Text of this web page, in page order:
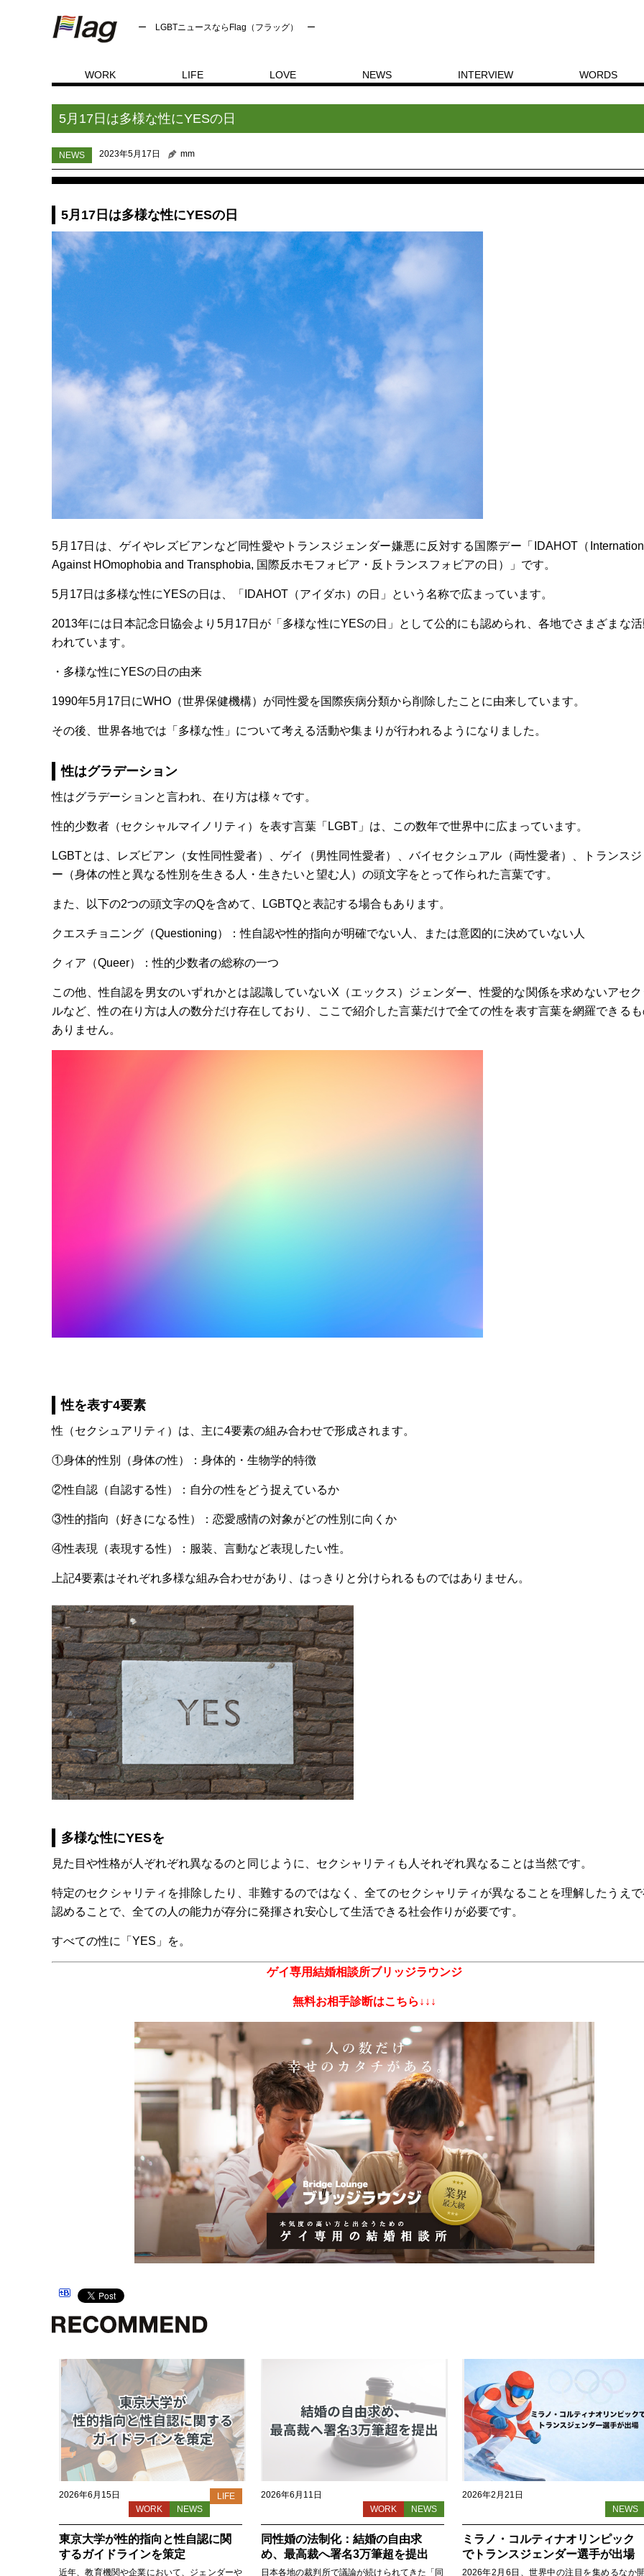
ー LGBTニュースならFlag（フラッグ） ー
WORK LIFE LOVE NEWS INTERVIEW WORDS
トップページ NEWS 5月17日は多様な性にYESの日
5月17日は多様な性にYESの日
NEWS 2023年5月17日 mm
5月17日は多様な性にYESの日
5月17日は、ゲイやレズビアンなど同性愛やトランスジェンダー嫌悪に反対する国際デー「IDAHOT（
Against HOmophobia and Transphobia, 国際反ホモフォビア・反トランスフォビアの日）」です。
5月17日は多様な性にYESの日は、「IDAHOT（アイダホ）の日」という名称で広まっています。
2013年には日本記念日協会より5月17日が「多様な性にYESの日」として公的にも認められ、各地でさまざまな
われています。
・多様な性にYESの日の由来
1990年5月17日にWHO（世界保健機構）が同性愛を国際疾病分類から削除したことに由来しています。
その後、世界各地では「多様な性」について考える活動や集まりが行われるようになりました。
性はグラデーション
性はグラデーションと言われ、在り方は様々です。
性的少数者（セクシャルマイノリティ）を表す言葉「LGBT」は、この数年で世界中に広まっています。
LGBTとは、レズビアン（女性同性愛者）、ゲイ（男性同性愛者）、バイセクシュアル（両性愛者）、トランス
ー（身体の性と異なる性別を生きる人・生きたいと望む人）の頭文字をとって作られた言葉です。
また、以下の2つの頭文字のQを含めて、LGBTQと表記する場合もあります。
クエスチョニング（Questioning）：性自認や性的指向が明確でない人、または意図的に決めていない人
クィア（Queer）：性的少数者の総称の一つ
この他、性自認を男女のいずれかとは認識していないX（エックス）ジェンダー、性愛的な関係を求めないアセ
ルなど、性の在り方は人の数分だけ存在しており、ここで紹介した言葉だけで全ての性を表す言葉を網羅できる
ありません。
性を表す4要素
性（セクシュアリティ）は、主に4要素の組み合わせで形成されます。
①身体的性別（身体の性）：身体的・生物学的特徴
②性自認（自認する性）：自分の性をどう捉えているか
③性的指向（好きになる性）：恋愛感情の対象がどの性別に向くか
④性表現（表現する性）：服装、言動など表現したい性。
上記4要素はそれぞれ多様な組み合わせがあり、はっきりと分けられるものではありません。
多様な性にYESを
見た目や性格が人ぞれぞれ異なるのと同じように、セクシャリティも人それぞれ異なることは当然です。
特定のセクシャリティを排除したり、非難するのではなく、全てのセクシャリティが異なることを理解したうえ
認めることで、全ての人の能力が存分に発揮され安心して生活できる社会作りが必要です。
すべての性に「YES」を。
ゲイ専用結婚相談所ブリッジラウンジ
無料お相手診断はこちら↓↓↓
2026年6月15日
LIFE
NEWS
WORK
東京大学が性的指向と性自認に関
するガイドラインを策定
近年、教育機関や企業において、ジェンダーや
2026年6月11日
NEWS
WORK
同性婚の法制化：結婚の自由求
め、最高裁へ署名3万筆超を提出
日本各地の裁判所で議論が続けられてきた「同
2026年2月21日
NEWS
ミラノ・コルティナオリンピック
でトランスジェンダー選手が出場
2026年2月6日、世界中の注目を集めるなか